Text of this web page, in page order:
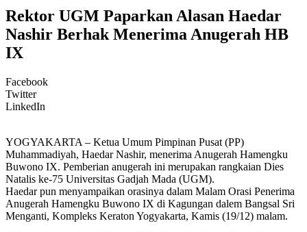
Rektor UGM Paparkan Alasan Haedar
Nashir Berhak Menerima Anugerah HB
IX
Facebook
Twitter
LinkedIn
YOGYAKARTA – Ketua Umum Pimpinan Pusat (PP)
Muhammadiyah, Haedar Nashir, menerima Anugerah Hamengku
Buwono IX. Pemberian anugerah ini merupakan rangkaian Dies
Natalis ke-75 Universitas Gadjah Mada (UGM).
Haedar pun menyampaikan orasinya dalam Malam Orasi Penerima
Anugerah Hamengku Buwono IX di Kagungan dalem Bangsal Sri
Menganti, Kompleks Keraton Yogyakarta, Kamis (19/12) malam.